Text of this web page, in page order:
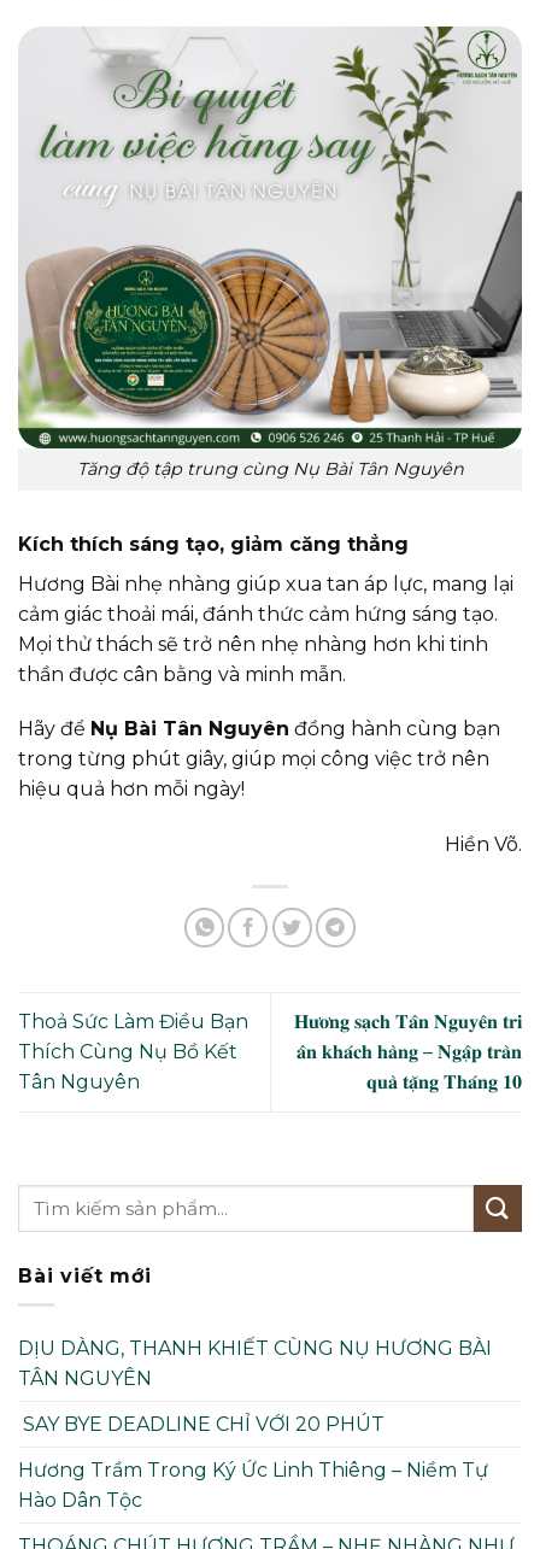
Tăng độ tập trung cùng Nụ Bài Tân Nguyên
Kích thích sáng tạo, giảm căng thẳng
Hương Bài nhẹ nhàng giúp xua tan áp lực, mang lại
cảm giác thoải mái, đánh thức cảm hứng sáng tạo.
Mọi thử thách sẽ trở nên nhẹ nhàng hơn khi tinh
thần được cân bằng và minh mẫn.
Hãy để Nụ Bài Tân Nguyên đồng hành cùng bạn
trong từng phút giây, giúp mọi công việc trở nên
hiệu quả hơn mỗi ngày!
Hiền Võ.
Thoả Sức Làm Điều Bạn
Thích Cùng Nụ Bồ Kết
Tân Nguyên
𝐇𝐮̛𝐨̛𝐧𝐠 𝐬𝐚̣𝐜𝐡 𝐓𝐚̂𝐧 𝐍𝐠𝐮𝐲𝐞̂𝐧 𝐭𝐫𝐢
𝐚̂𝐧 𝐤𝐡𝐚́𝐜𝐡 𝐡𝐚̀𝐧𝐠 – 𝐍𝐠𝐚̣̂𝐩 𝐭𝐫𝐚̀𝐧
𝐪𝐮𝐚̀ 𝐭𝐚̣̆𝐧𝐠 𝐓𝐡𝐚́𝐧𝐠 𝟏𝟎
Bài viết mới
DỊU DÀNG, THANH KHIẾT CÙNG NỤ HƯƠNG BÀI
TÂN NGUYÊN
SAY BYE DEADLINE CHỈ VỚI 20 PHÚT
Hương Trầm Trong Ký Ức Linh Thiêng – Niềm Tự
Hào Dân Tộc